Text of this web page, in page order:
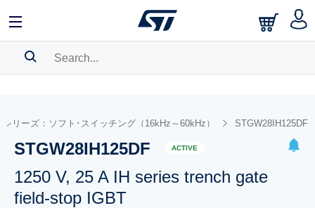
BOOKMARK
Pleaselog into show your saved searches.
リーズ：ソフト･スイッチング（16kHz～60kHz） STGW28IH125DF
STGW28IH125DF ACTIVE
1250 V, 25 A IH series trench gate
field-stop IGBT